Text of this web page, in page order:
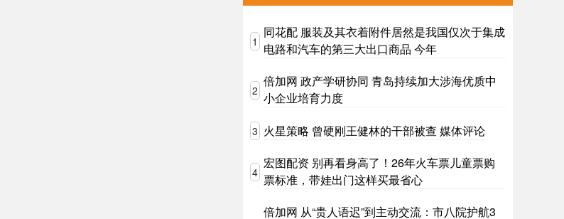
1
同花配 服装及其衣着附件居然是我国仅次于集成
电路和汽车的第三大出口商品 今年
2
倍加网 政产学研协同 青岛持续加大涉海优质中
小企业培育力度
3 火星策略 曾硬刚王健林的干部被查 媒体评论
4
宏图配资 别再看身高了！26年火车票儿童票购
票标准，带娃出门这样买最省心
倍加网 从“贵人语迟”到主动交流：市八院护航3